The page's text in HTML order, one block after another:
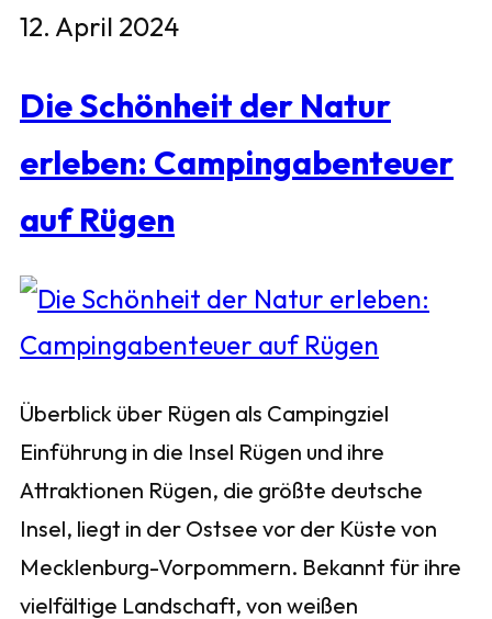
12. April 2024
Die Schönheit der Natur
erleben: Campingabenteuer
auf Rügen
Überblick über Rügen als Campingziel
Einführung in die Insel Rügen und ihre
Attraktionen Rügen, die größte deutsche
Insel, liegt in der Ostsee vor der Küste von
Mecklenburg-Vorpommern. Bekannt für ihre
vielfältige Landschaft, von weißen